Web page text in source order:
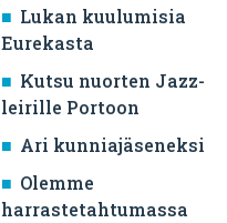
Lukan kuulumisia
Eurekasta
Kutsu nuorten Jazz-
leirille Portoon
Ari kunniajäseneksi
Olemme
harrastetahtumassa